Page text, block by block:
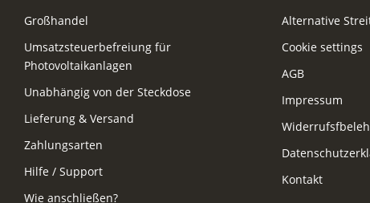
Großhandel
Umsatzsteuerbefreiung für
Photovoltaikanlagen
Unabhängig von der Steckdose
Lieferung & Versand
Zahlungsarten
Hilfe / Support
Wie anschließen?
Alternative
Cookie settings
AGB
Impressum
Kontakt